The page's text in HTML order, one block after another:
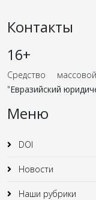
Контакты
16+
Средство
"Евразийский
Меню
DOI
Новости
Наши рубрики